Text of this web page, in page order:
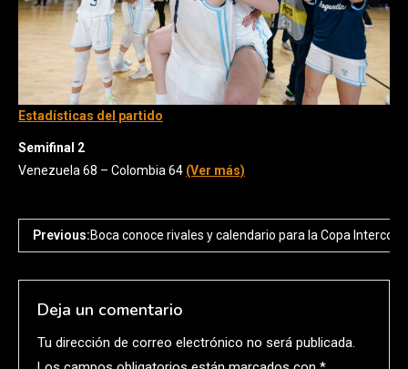
Estadísticas del partido
Semifinal 2
Venezuela 68 – Colombia 64 (Ver más)
Previous:Boca conoce rivales y calendario para la Copa
Deja un comentario
Tu dirección de correo electrónico no será publicada.